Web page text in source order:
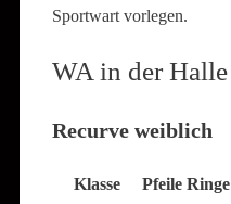
Sportwart vorlegen.
WA in der Halle
Recurve weiblich
Klasse Pfeile Ringe